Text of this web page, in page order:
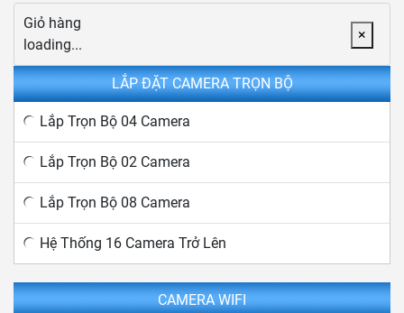
×
Giỏ hàng
loading...
LẮP ĐẶT CAMERA TRỌN BỘ
Lắp Trọn Bộ 04 Camera
Lắp Trọn Bộ 02 Camera
Lắp Trọn Bộ 08 Camera
Hệ Thống 16 Camera Trở Lên
CAMERA WIFI